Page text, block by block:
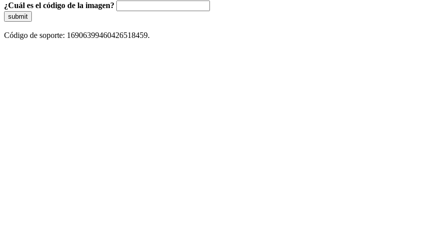
¿Cuál es el código de la imagen?
submit
Código de soporte: 16906399460426518459.